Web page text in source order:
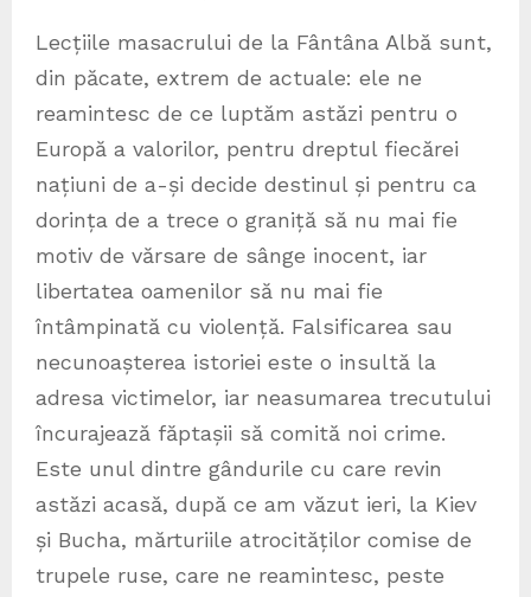
Lecțiile masacrului de la Fântâna Albă sunt,
din păcate, extrem de actuale: ele ne
reamintesc de ce luptăm astăzi pentru o
Europă a valorilor, pentru dreptul fiecărei
națiuni de a-și decide destinul și pentru ca
dorința de a trece o graniță să nu mai fie
motiv de vărsare de sânge inocent, iar
libertatea oamenilor să nu mai fie
întâmpinată cu violență. Falsificarea sau
necunoașterea istoriei este o insultă la
adresa victimelor, iar neasumarea trecutului
încurajează făptașii să comită noi crime.
Este unul dintre gândurile cu care revin
astăzi acasă, după ce am văzut ieri, la Kiev
și Bucha, mărturiile atrocităților comise de
trupele ruse, care ne reamintesc, peste